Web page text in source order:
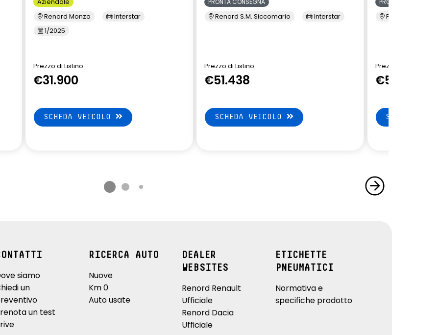
Renord Monza
Interstar
1/2025
Prezzo di Listino
€31.900
SCHEDA VEICOLO
PRONTA CONSEGNA
Renord S.M. Siccomario Interstar
Prezzo di Listino
€51.438
SCHEDA VEICOLO
PRONTA CONSEGNA
Presso Terzi
Prezzo di Listino
€51.438
SCHEDA
siamo
un
un test
RICERCA AUTO
Nuove
Km 0
Auto usate
DEALER
WEBSITES
Renord Renault
Ufficiale
Renord Dacia
Ufficiale
ETICHETTE
PNEUMATICI
Normativa e
specifiche prodotto